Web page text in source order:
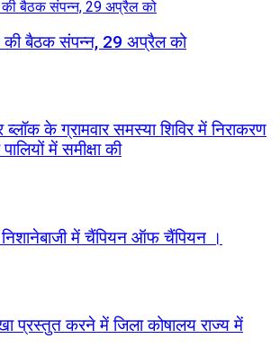
की बैठक संपन्न, 29 अप्रैल को
के ग्रामवार समस्या शिविर में निराकरण
में समीक्षा की
में चैंपियन ऑफ चैंपियन ।
प्रस्तुत करने में जिला कोषालय राज्य में